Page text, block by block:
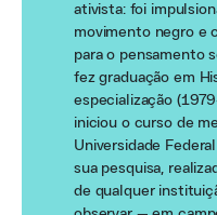
ativista: foi
movimento negro e
para o pensamento
fez graduação em
especialização
iniciou o curso de
Universidade
sua pesquisa,
de qualquer